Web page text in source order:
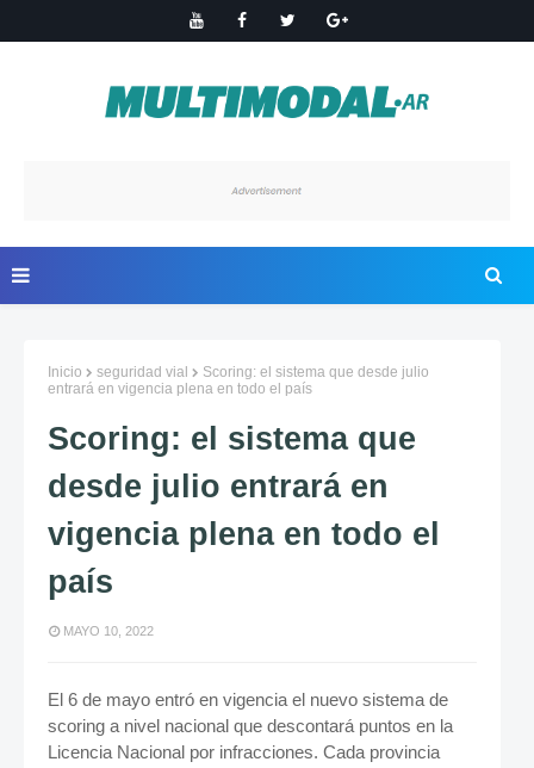
Inicio seguridad vial
Scoring: el sistema que desde julio
entrará en vigencia plena en todo el país
Scoring: el sistema que
desde julio entrará en
vigencia plena en todo el
país
MAYO 10, 2022
El 6 de mayo entró en vigencia el nuevo sistema de
scoring a nivel nacional que descontará puntos en la
Licencia Nacional por infracciones. Cada provincia